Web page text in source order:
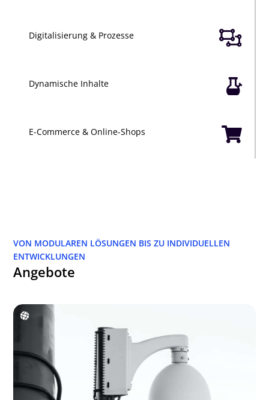

Digitalisierung & Prozesse

Dynamische Inhalte

E-Commerce & Online-Shops
VON MODULAREN LÖSUNGEN BIS ZU INDIVIDUELLEN
ENTWICKLUNGEN
Angebote